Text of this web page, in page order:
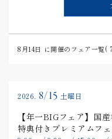
8月14日 に開催のフェア一覧(
2026. 8/15 土曜日
【年一BIGフェア】国
特典付きプレミアムフ